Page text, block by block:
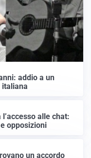
addio a un
italiana
alle chat:
opposizioni
un accordo